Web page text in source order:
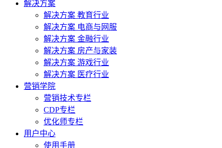
解决方案
解决方案 教育行业
解决方案 电商与网服
解决方案 金融行业
解决方案 房产与家装
解决方案 游戏行业
解决方案 医疗行业
营销学院
营销技术专栏
CDP专栏
优化师专栏
用户中心
使用手册